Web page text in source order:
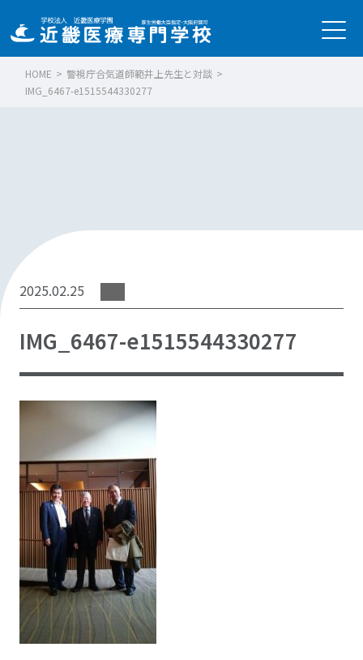
HOME > 警視庁合気道師範井上先生と対談 >
IMG_6467-e1515544330277
2025.02.25
IMG_6467-e1515544330277